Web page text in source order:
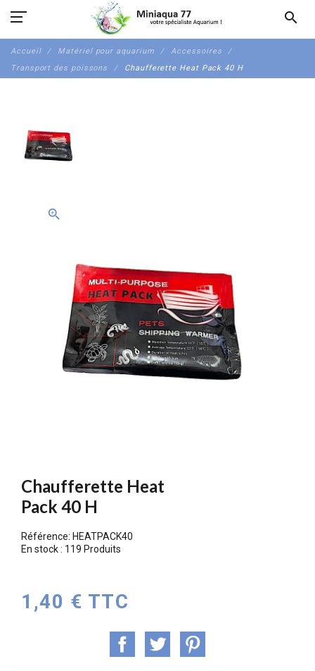
search
Accueil Matériel pour aquarium
Accessoires
Transport des poissons
Chaufferette Heat Pack 40 H
zoom_in
Chaufferette Heat
Pack 40 H
Référence: HEATPACK40
En stock : 119 Produits
1,40 € TTC